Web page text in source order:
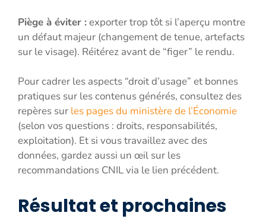
Piège à éviter :exporter trop tôt si l’aperçu montre
un défaut majeur (changement de tenue, artefacts
sur le visage). Réitérez avant de “figer” le rendu.
Pour cadrer les aspects “droit d’usage” et bonnes
pratiques sur les contenus générés, consultez des
repères sur les pages du ministère de l’Économie
(selon vos questions : droits, responsabilités,
exploitation). Et si vous travaillez avec des
données, gardez aussi un œil sur les
recommandations CNIL via le lien précédent.
Résultat et prochaines